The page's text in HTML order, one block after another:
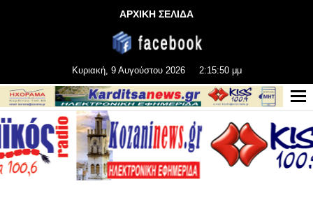
ΑΡΧΙΚΗ ΣΕΛΙΔΑ
Κυριακή, 9 Αυγούστου 2026 2:15:51 μμ